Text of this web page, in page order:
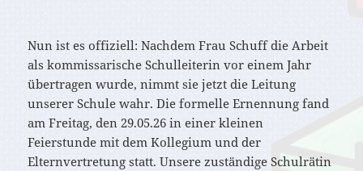
Nun ist es offiziell: Nachdem Frau Schuff die Arbeit
als kommissarische Schulleiterin vor einem Jahr
übertragen wurde, nimmt sie jetzt die Leitung
unserer Schule wahr. Die formelle Ernennung fand
am Freitag, den 29.05.26 in einer kleinen
Feierstunde mit dem Kollegium und der
Elternvertretung statt. Unsere zuständige Schulrätin